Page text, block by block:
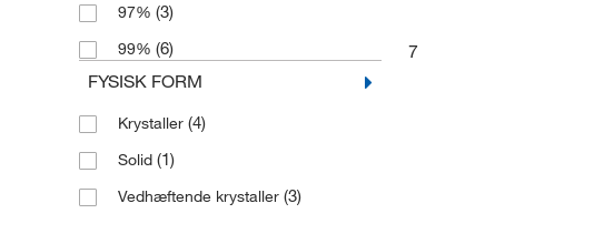
97% (3)
99% (6)
FYSISK FORM
Krystaller (4)
Solid (1)
Vedhæftende krystaller (3)
7